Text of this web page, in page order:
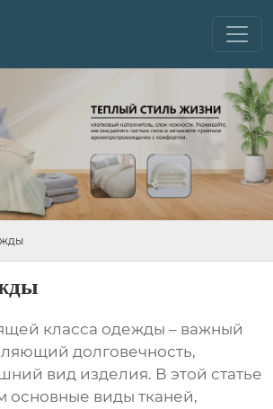
класса одежды – важный
долговечность,
вид изделия. В этой статье
основные виды тканей,